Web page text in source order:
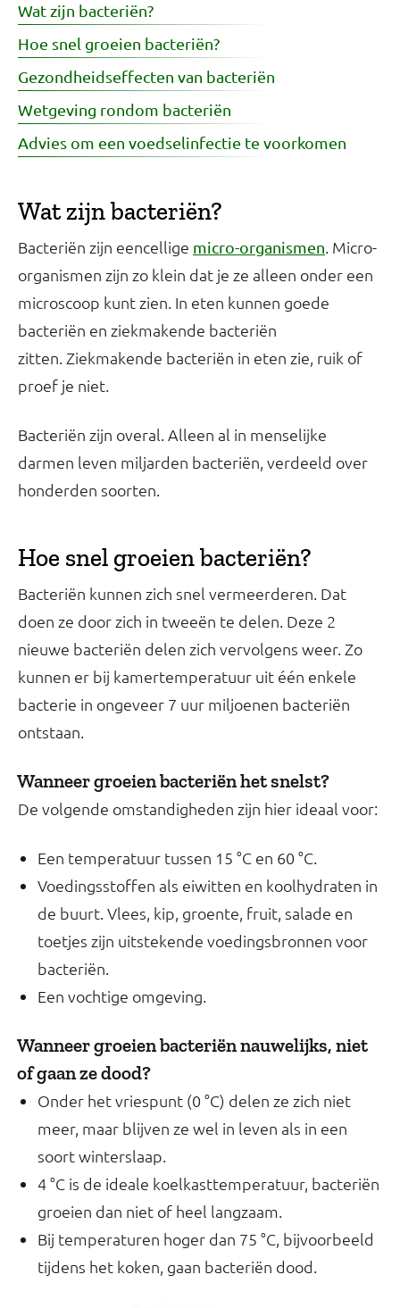
Wat zijn bacteriën?
Hoe snel groeien bacteriën?
Gezondheidseffecten van bacteriën
Wetgeving rondom bacteriën
Advies om een voedselinfectie te voorkomen
Wat zijn bacteriën?
Bacteriën zijn eencellige micro-organismen. Micro-
organismen zijn zo klein dat je ze alleen onder een
microscoop kunt zien. In eten kunnen goede
bacteriën en ziekmakende bacteriën
zitten. Ziekmakende bacteriën in eten zie, ruik of
proef je niet.
Bacteriën zijn overal. Alleen al in menselijke
darmen leven miljarden bacteriën, verdeeld over
honderden soorten.
Hoe snel groeien bacteriën?
Bacteriën kunnen zich snel vermeerderen. Dat
doen ze door zich in tweeën te delen. Deze 2
nieuwe bacteriën delen zich vervolgens weer. Zo
kunnen er bij kamertemperatuur uit één enkele
bacterie in ongeveer 7 uur miljoenen bacteriën
ontstaan.
Wanneer groeien bacteriën het snelst?
De volgende omstandigheden zijn hier ideaal voor:
Een temperatuur tussen 15 °C en 60 °C.
Voedingsstoffen als eiwitten en koolhydraten in
de buurt. Vlees, kip, groente, fruit, salade en
toetjes zijn uitstekende voedingsbronnen voor
bacteriën.
Een vochtige omgeving.
Wanneer groeien bacteriën nauwelijks, niet
of gaan ze dood?
Onder het vriespunt (0 °C) delen ze zich niet
meer, maar blijven ze wel in leven als in een
soort winterslaap.
4 °C is de ideale koelkasttemperatuur, bacteriën
groeien dan niet of heel langzaam.
Bij temperaturen hoger dan 75 °C, bijvoorbeeld
tijdens het koken, gaan bacteriën dood.